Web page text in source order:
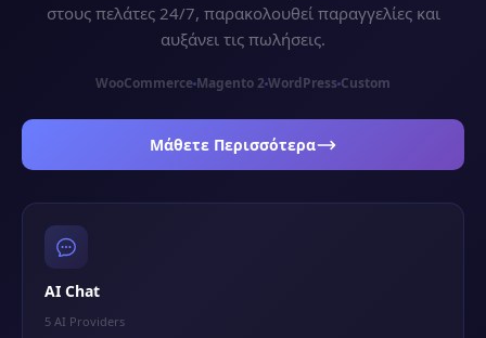
στους πελάτες 24/7, παρακολουθεί παραγγελίες και
αυξάνει τις πωλήσεις.
WooCommerce Magento 2 WordPress Custom
Μάθετε Περισσότερα
AI Chat
5 AI Providers